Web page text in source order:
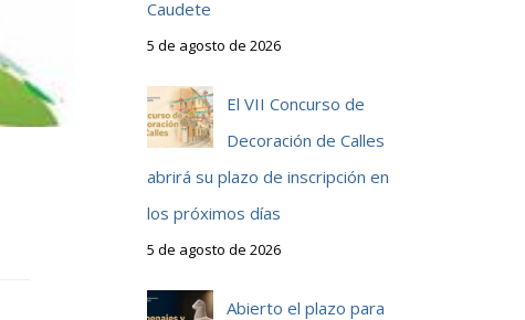
Caudete
5 de agosto de 2026
El VII Concurso de
Decoración de Calles
abrirá su plazo de inscripción en
los próximos días
5 de agosto de 2026
Abierto el plazo para